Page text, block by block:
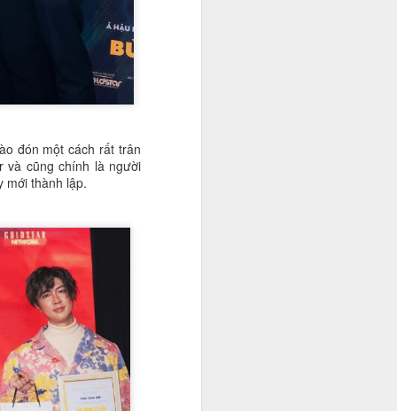
đón một cách rất trân
và cũng chính là người
mới thành lập.